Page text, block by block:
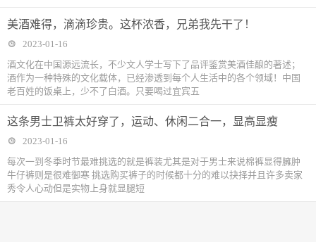
美酒难得，滴滴珍贵。这杯浓香，兄弟我先干了！
2023-01-16
酒文化在中国源远流长，不少文人学士写下了品评鉴赏美酒佳酿的著述；
酒作为一种特殊的文化载体，已经渗透到每个人生活中的各个领域！中国
老百姓的饭桌上，少不了白酒。只要喝过宜宾五
这条男士卫裤太好穿了，运动、休闲二合一，显高显瘦
2023-01-16
每次一到冬季时节最难挑选的就是裤装尤其是对于男士来说棉裤显得臃肿
牛仔裤则是很难御寒 挑选购买裤子的时候都十分的难以抉择并且许多卖家
秀令人心动但是实物上身就显腿短